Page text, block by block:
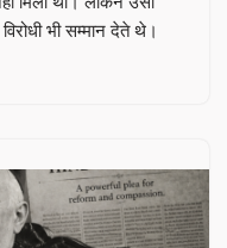
भी सम्मान देते थे।